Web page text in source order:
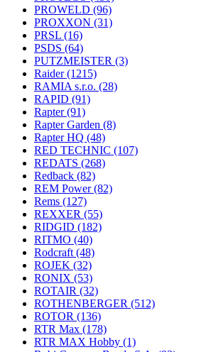
PROWELD (96)
PROXXON (31)
PRSL (16)
PSDS (64)
PUTZMEISTER (3)
Raider(1215)
RAMIA s.r.o. (28)
RAPID (91)
Rapter(91)
Rapter Garden (8)
Rapter HQ (48)
RED TECHNIC (107)
REDATS (268)
Redback (82)
REM Power(82)
Rems (127)
REXXER (55)
RIDGID (182)
RITMO (40)
Rodcraft (48)
ROJEK (32)
RONIX (53)
ROTAIR (32)
ROTHENBERGER (512)
ROTOR (136)
RTR Max (178)
RTR MAX Hobby (1)